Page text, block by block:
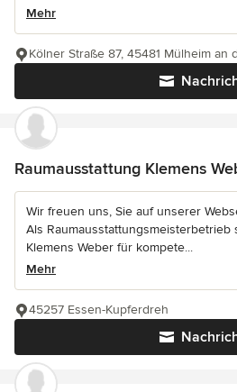
Mehr
Kölner Straße 87, 45481 Mülheim an
Raumausstattung Klemens
Wir freuen uns, Sie auf unserer
Als Raumausstattungsmeisterbetrieb
Klemens Weber für kompete...
Mehr
45257 Essen-Kupferdreh